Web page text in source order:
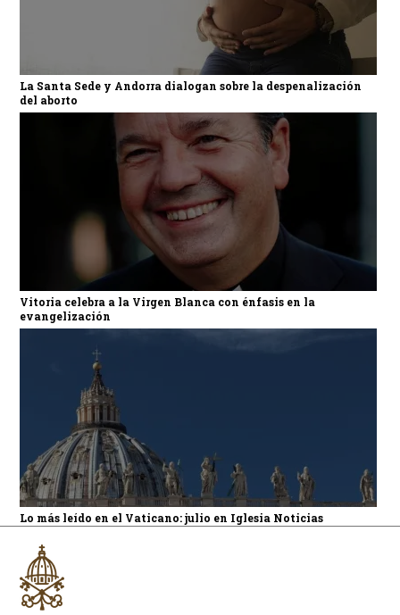
La Santa Sede y Andorra dialogan sobre la despenalización
del aborto
Vitoria celebra a la Virgen Blanca con énfasis en la
evangelización
Lo más leído en el Vaticano: julio en Iglesia Noticias